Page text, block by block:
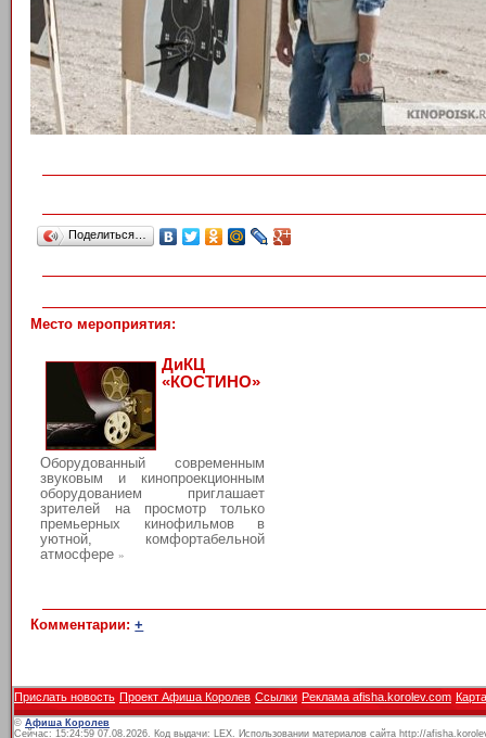
Поделиться…
Место мероприятия:
ДиКЦ
«КОСТИНО»
Оборудованный современным
звуковым и кинопроекционным
оборудованием приглашает
зрителей на просмотр только
премьерных кинофильмов в
уютной, комфортабельной
атмосфере »
Комментарии:+
Прислать новость Проект Афиша Королев Ссылки Реклама afisha.korolev.com
© Афиша Королев
Сейчас: 15:24:59 07.08.2026. Код выдачи: LEX. Использовании материалов сайта http://